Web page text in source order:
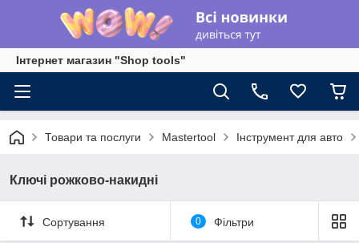
Інтернет магазин "Shop tools"
Товари та послуги Mastertool Інструмент для авто
Ключі рожково-накидні
Сортування 0 Фільтри